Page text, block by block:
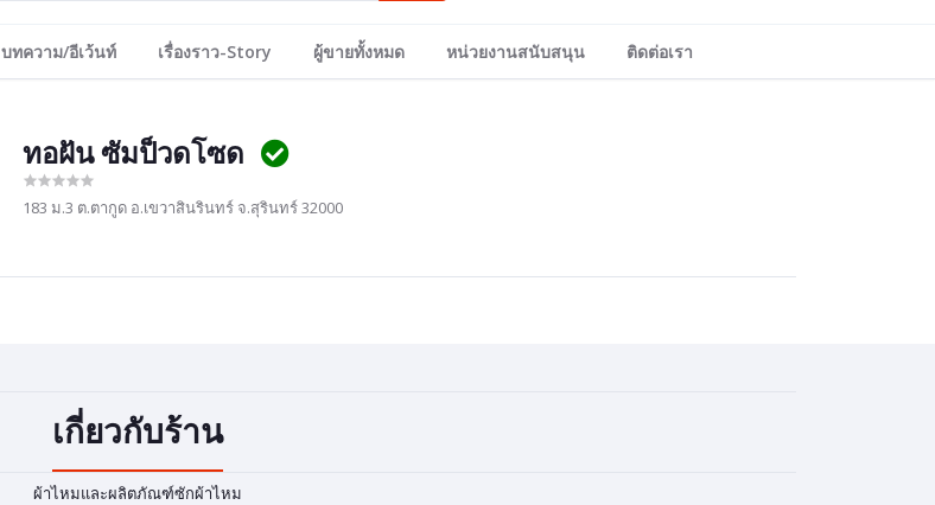
บทความ/อีเว้นท์ เรื่องราว-Story ผู้ขายทั้งหมด หน่วยงานสนับสนุน ติดต่อเรา
ทอฝัน ซัมป็วดโซด
183 ม.3 ต.ตากูด อ.เขวาสินรินทร์ จ.สุรินทร์ 32000
เกี่ยวกับร้าน
ผ้าไหมและผลิตภัณฑ์ซักผ้าไหม